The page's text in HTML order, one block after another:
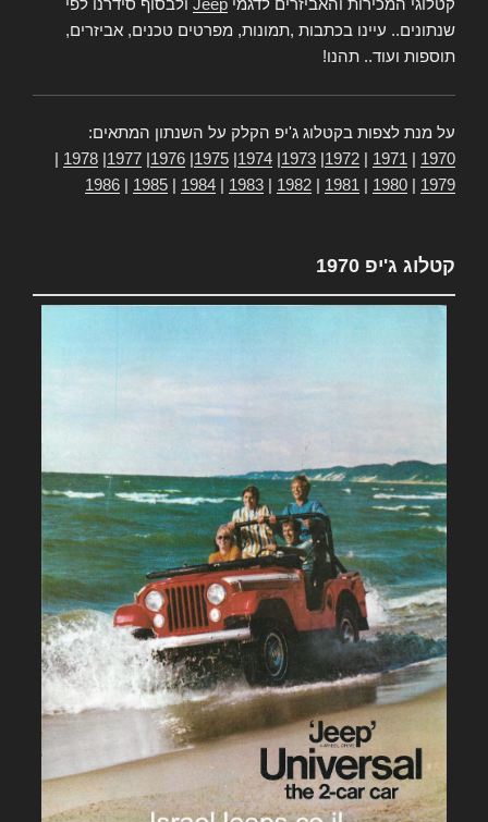
קטלוגי המכירות והאביזרים לדגמי Jeep ולבסוף סידרנו לפי
שנתונים.. עיינו בכתבות ,תמונות, מפרטים טכנים, אביזרים,
תוספות ועוד.. תהנו!
על מנת לצפות בקטלוג ג'יפ הקלק על השנתון המתאים:
1970
1971
1972
1973
1974
1975
1976
1977
1978
1979
1980
1981
1982
1983
1984
1985
1986
קטלוג ג'יפ 1970